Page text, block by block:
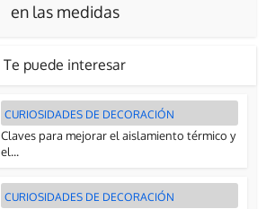
en las medidas
Te puede interesar
CURIOSIDADES DE DECORACIÓN
Claves para mejorar el aislamiento térmico y
el...
CURIOSIDADES DE DECORACIÓN